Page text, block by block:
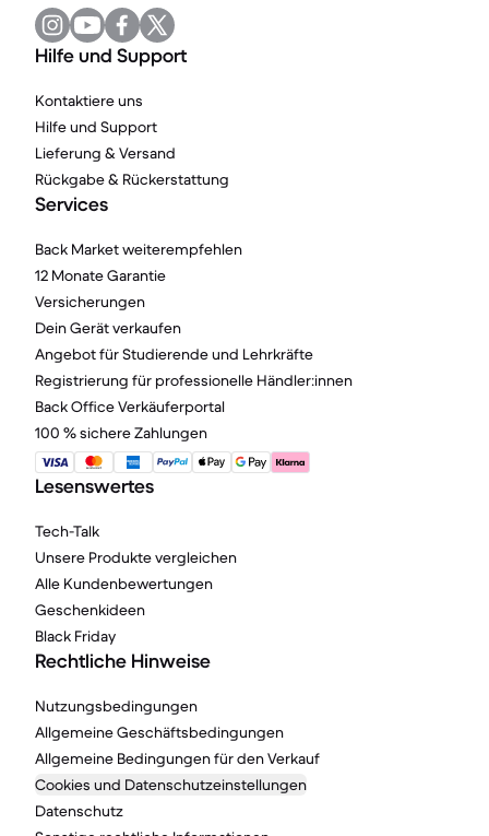
Hilfe und Support
Kontaktiere uns
Hilfe und Support
Lieferung & Versand
Rückgabe & Rückerstattung
Services
Back Market weiterempfehlen
12 Monate Garantie
Versicherungen
Dein Gerät verkaufen
Angebot für Studierende und Lehrkräfte
Registrierung für professionelle Händler:innen
Back Office Verkäuferportal
100 % sichere Zahlungen
Lesenswertes
Tech-Talk
Unsere Produkte vergleichen
Alle Kundenbewertungen
Geschenkideen
Black Friday
Rechtliche Hinweise
Nutzungsbedingungen
Allgemeine Geschäftsbedingungen
Allgemeine Bedingungen für den Verkauf
Cookies und Datenschutzeinstellungen
Datenschutz